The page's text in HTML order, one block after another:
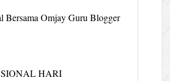
Bersama Omjay Guru Blogger
HARI